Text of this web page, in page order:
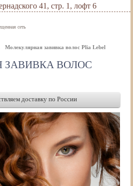
41, стр. 1, лофт 6
сеть
Молекулярная завивка волос Plia Lebel
ЗАВИВКА ВОЛОС
доставку по России